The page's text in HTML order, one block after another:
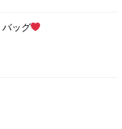
ッグ